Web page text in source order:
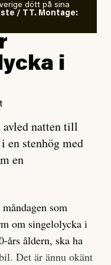
för?
och oberoende
kan förtydliga
och andra hur jag
uppdrag och
informerade,
– och som kräver
tant.
”Livet i sig
politiskt”
dött på sina
/ TT. Montage:
i
avled natten till
en stenhög med
en
som
om singelolycka i
års åldern, ska ha
Det är ännu okänt